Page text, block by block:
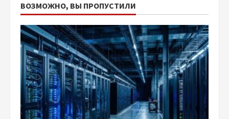
ВОЗМОЖНО, ВЫ ПРОПУСТИЛИ